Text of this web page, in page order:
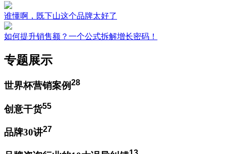
谁懂啊，既下山这个品牌太好了
如何提升销售额？一个公式拆解增长密码！
专题展示
世界杯营销案例28
创意干货55
品牌30讲27